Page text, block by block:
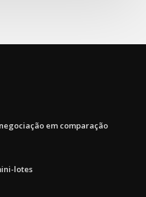
em comparação
lotes